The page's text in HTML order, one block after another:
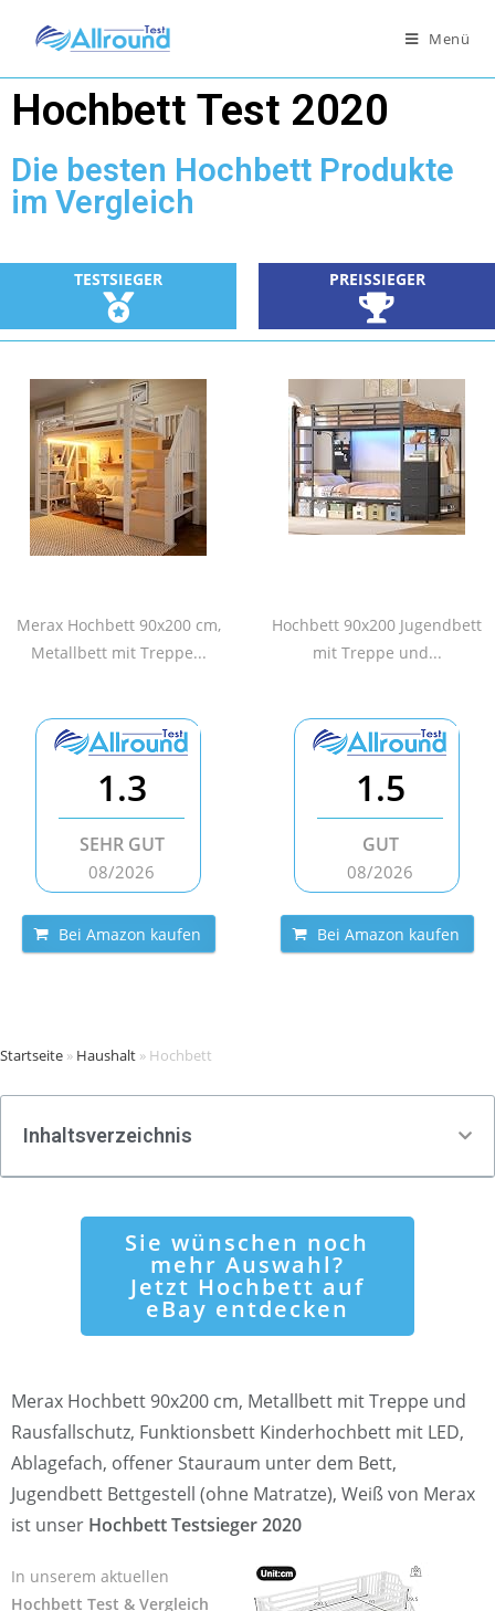
Menü
Hochbett Test 2020
Die besten Hochbett Produkte
im Vergleich
TESTSIEGER PREISSIEGER
Merax Hochbett 90x200 cm,
Metallbett mit Treppe...
Hochbett 90x200 Jugendbett
mit Treppe und...
1.3
SEHR GUT
08/2026
Bei Amazon kaufen
1.5
GUT
08/2026
Bei Amazon kaufen
Startseite » Haushalt » Hochbett
Inhaltsverzeichnis
Sie wünschen noch
mehr Auswahl?
Jetzt Hochbett auf
eBay entdecken
Merax Hochbett 90x200 cm, Metallbett mit Treppe und
Rausfallschutz, Funktionsbett Kinderhochbett mit LED,
Ablagefach, offener Stauraum unter dem Bett,
Jugendbett Bettgestell (ohne Matratze), Weiß von Merax
ist unser Hochbett Testsieger 2020
In unserem aktuellen
Hochbett Test & Vergleich